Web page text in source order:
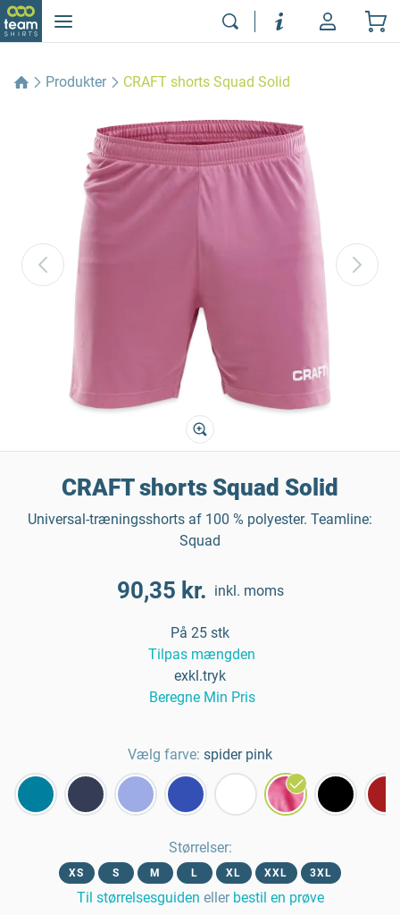
Produkter CRAFT shorts Squad Solid
CRAFT shorts Squad Solid
Universal-træningsshorts af 100 % polyester. Teamline:
Squad
90,35 kr. inkl. moms
På 25 stk
Tilpas mængden
exkl.tryk
Beregne Min Pris
Vælg farve: spider pink
Størrelser:
XS S M L XL XXL 3XL
Til størrelsesguiden eller bestil en prøve